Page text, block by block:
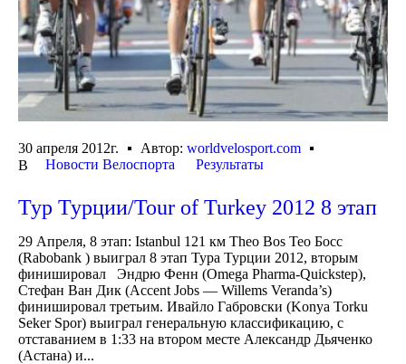
30 апреля 2012г. Автор: worldvelosport.com
В
Новости Велоспорта Результаты
Тур Турции/Tour of Turkey 2012 8 этап
29 Апреля, 8 этап: Istanbul 121 км Theo Bos Тео Босс
(Rabobank ) выиграл 8 этап Тура Турции 2012, вторым
финишировал Эндрю Фенн (Omega Pharma-Quickstep),
Стефан Ван Дик (Accent Jobs — Willems Veranda’s)
финишировал третьим. Ивайло Габровски (Konya Torku
Seker Spor) выиграл генеральную классификацию, с
отставанием в 1:33 на втором месте Александр Дьяченко
(Астана) и...